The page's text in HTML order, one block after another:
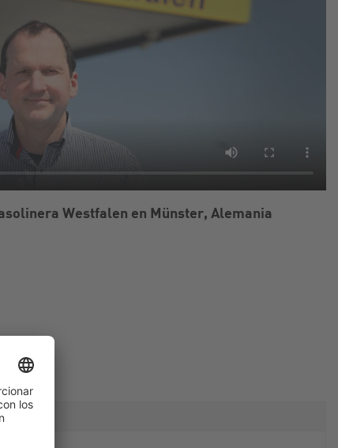
Westfalen en Münster, Alemania